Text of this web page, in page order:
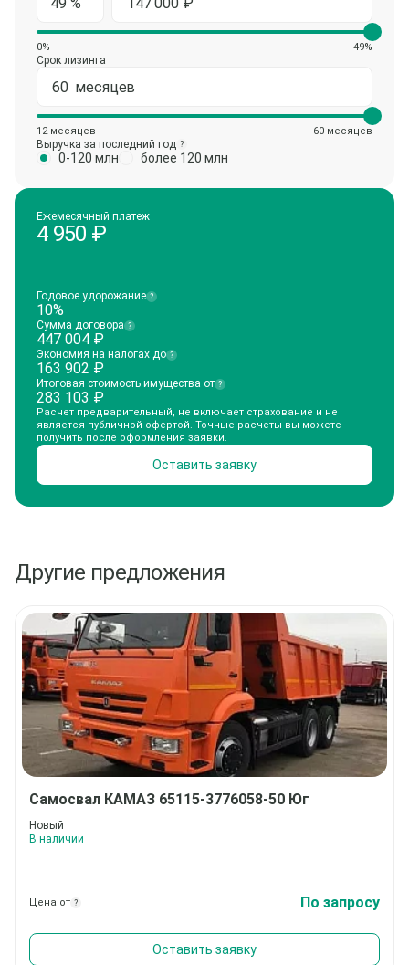
0% 49%
Срок лизинга
12 месяцев 60 месяцев
Выручка за последний год ?
0-120 млн более 120 млн
Ежемесячный платеж
4 950 ₽
Годовое удорожание ?
10%
Сумма договора ?
447 004 ₽
Экономия на налогах до ?
163 902 ₽
Итоговая стоимость имущества от ?
283 103 ₽
Расчет предварительный, не включает страхование и не
является публичной офертой. Точные расчеты вы можете
получить после оформления заявки.
Оставить заявку
Другие предложения
Самосвал КАМАЗ 65115-3776058-50 Юг
Новый
В наличии
Цена от ? По запросу
Оставить заявку